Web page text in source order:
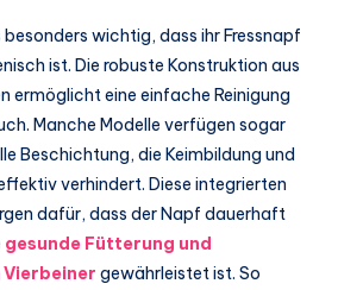
besonders wichtig, dass ihr Fressnapf
ist. Die robuste Konstruktion aus
ermöglicht eine einfache Reinigung
Manche Modelle verfügen sogar
Beschichtung, die Keimbildung und
verhindert. Diese integrierten
dafür, dass der Napf dauerhaft
gesunde Fütterung und
gewährleistet ist. So